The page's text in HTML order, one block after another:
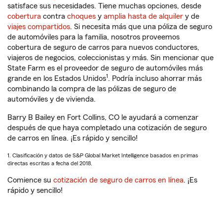
satisface sus necesidades. Tiene muchas opciones, desde
cobertura contra choques y amplia hasta de alquiler y de
viajes compartidos. Si necesita más que una póliza de seguro
de automóviles para la familia, nosotros proveemos
cobertura de seguro de carros para nuevos conductores,
viajeros de negocios, coleccionistas y más. Sin mencionar que
State Farm es el proveedor de seguro de automóviles más
grande en los Estados Unidos1. Podría incluso ahorrar más
combinando la compra de las pólizas de seguro de
automóviles y de vivienda.
Barry B Bailey en Fort Collins, CO le ayudará a comenzar
después de que haya completado una cotización de seguro
de carros en línea. ¡Es rápido y sencillo!
1. Clasificación y datos de S&P Global Market Intelligence basados en primas
directas escritas a fecha del 2018.
Comience su cotización de seguro de carros en línea. ¡Es
rápido y sencillo!